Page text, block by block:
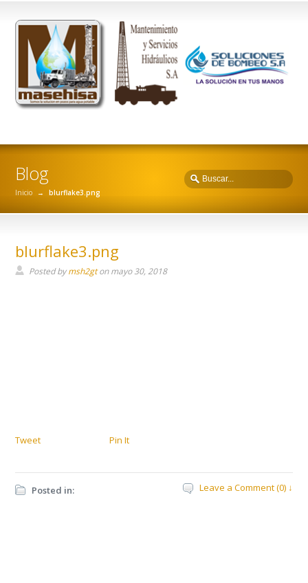
Blog
Inicio → blurflake3.png
blurflake3.png
Posted bymsh2gtonmayo 30, 2018
Tweet Pin It
Posted in: Leave a Comment (0) ↓